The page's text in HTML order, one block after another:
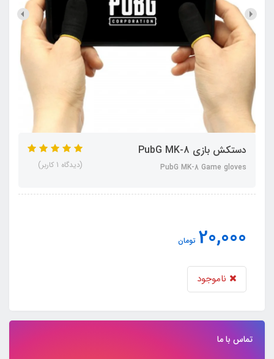
دستکش بازی PubG MK-8
PubG MK-8 Game gloves (دیدگاه 1 کاربر)
20,000 تومان
ناموجود
تماس با ما